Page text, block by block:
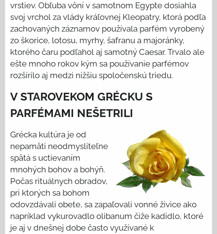
vrstiev. Obľuba vôní v samotnom Egypte dosiahla
svoj vrchol za vlády kráľovnej Kleopatry, ktorá podľa
zachovaných záznamov používala parfém vyrobený
zo škorice, lotosu, myrhy, šafranu a majoránky,
ktorého čaru podľahol aj samotný Caesar. Trvalo ale
ešte mnoho rokov kým sa používanie parfémov
rozšírilo aj medzi nižšiu spoločenskú triedu.
V STAROVEKOM GRÉCKU S
PARFÉMAMI NEŠETRILI
Grécka kultúra je od
nepamäti neodmysliteľne
spätá s uctievaním
mnohých bohov a bohýň.
Počas rituálnych obradov,
pri ktorých sa bohom
odovzdávali obete, sa zapaľovali vonné živice ako
napríklad vykurovadlo olibanum čiže kadidlo, ktoré
je aj v dnešnej dobe často využívané k